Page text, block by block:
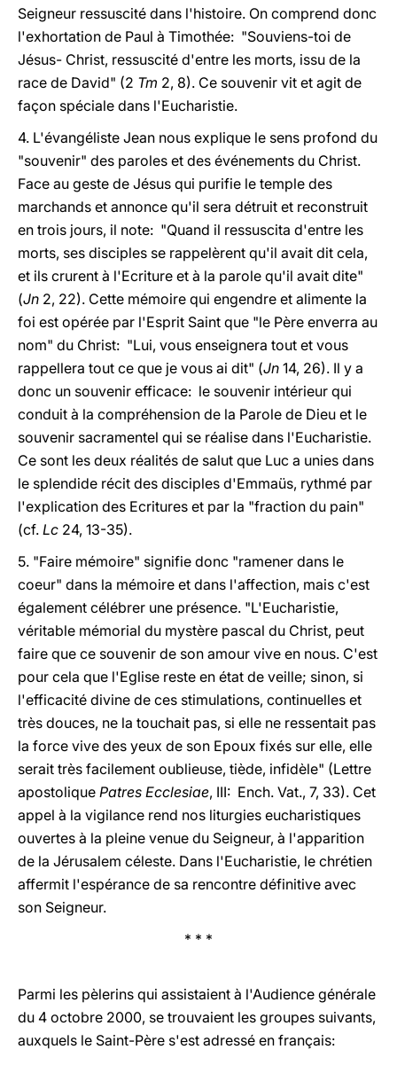
Seigneur ressuscité dans l'histoire. On comprend donc
l'exhortation de Paul à Timothée: "Souviens-toi de
Jésus- Christ, ressuscité d'entre les morts, issu de la
race de David" (2 Tm 2, 8). Ce souvenir vit et agit de
façon spéciale dans l'Eucharistie.
4. L'évangéliste Jean nous explique le sens profond du
"souvenir" des paroles et des événements du Christ.
Face au geste de Jésus qui purifie le temple des
marchands et annonce qu'il sera détruit et reconstruit
en trois jours, il note: "Quand il ressuscita d'entre les
morts, ses disciples se rappelèrent qu'il avait dit cela,
et ils crurent à l'Ecriture et à la parole qu'il avait dite"
(Jn 2, 22). Cette mémoire qui engendre et alimente la
foi est opérée par l'Esprit Saint que "le Père enverra au
nom" du Christ: "Lui, vous enseignera tout et vous
rappellera tout ce que je vous ai dit" (Jn 14, 26). Il y a
donc un souvenir efficace: le souvenir intérieur qui
conduit à la compréhension de la Parole de Dieu et le
souvenir sacramentel qui se réalise dans l'Eucharistie.
Ce sont les deux réalités de salut que Luc a unies dans
le splendide récit des disciples d'Emmaüs, rythmé par
l'explication des Ecritures et par la "fraction du pain"
(cf. Lc 24, 13-35).
5. "Faire mémoire" signifie donc "ramener dans le
coeur" dans la mémoire et dans l'affection, mais c'est
également célébrer une présence. "L'Eucharistie,
véritable mémorial du mystère pascal du Christ, peut
faire que ce souvenir de son amour vive en nous. C'est
pour cela que l'Eglise reste en état de veille; sinon, si
l'efficacité divine de ces stimulations, continuelles et
très douces, ne la touchait pas, si elle ne ressentait pas
la force vive des yeux de son Epoux fixés sur elle, elle
serait très facilement oublieuse, tiède, infidèle" (Lettre
apostolique Patres Ecclesiae, III: Ench. Vat., 7, 33). Cet
appel à la vigilance rend nos liturgies eucharistiques
ouvertes à la pleine venue du Seigneur, à l'apparition
de la Jérusalem céleste. Dans l'Eucharistie, le chrétien
affermit l'espérance de sa rencontre définitive avec
son Seigneur.
* * *
Parmi les pèlerins qui assistaient à l'Audience générale
du 4 octobre 2000, se trouvaient les groupes suivants,
auxquels le Saint-Père s'est adressé en français: